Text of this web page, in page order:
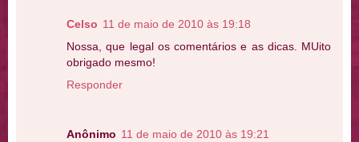
Celso 11 de maio de 2010 às 19:18
Nossa, que legal os comentários e as dicas. MUito
obrigado mesmo!
Responder
Anônimo 11 de maio de 2010 às 19:21